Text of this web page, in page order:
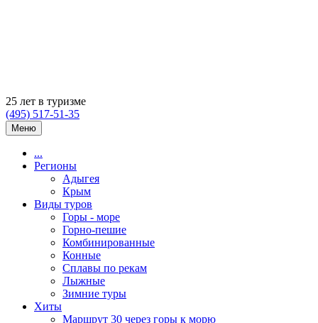
25 лет в туризме
(495) 517-51-35
Меню
...
Регионы
Адыгея
Крым
Виды туров
Горы - море
Горно-пешие
Комбинированные
Конные
Сплавы по рекам
Лыжные
Зимние туры
Хиты
Маршрут 30 через горы к морю